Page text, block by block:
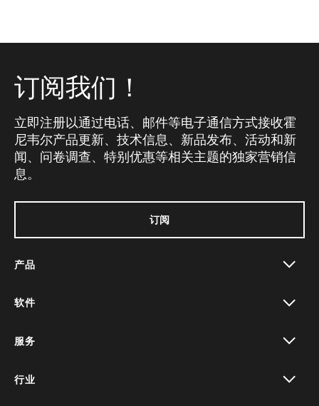
订阅我们！
立即注册以通过电话、邮件等电子通信方式接收霍
尼韦尔产品更新、技术信息、新品发布、活动和新
闻、问卷调查、特别优惠等相关主题的独家营销信
息。
订阅
产品
软件
服务
行业